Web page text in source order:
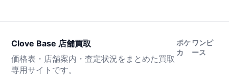
Clove Base 店舗買取
価格表・店舗案内・査定状況をまとめた買取
専用サイトです。
ポケ
カ
ワンピ
ース